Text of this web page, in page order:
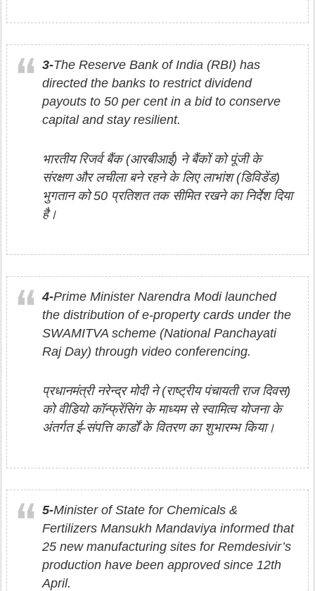
3-The Reserve Bank of India (RBI) has
directed the banks to restrict dividend
payouts to 50 per cent in a bid to conserve
capital and stay resilient.
भारतीय रिजर्व बैंक (आरबीआई) ने बैंकों को पूंजी के
संरक्षण और लचीला बने रहने के लिए लाभांश (डिविडेंड)
भुगतान को 50 प्रतिशत तक सीमित रखने का निर्देश दिया
है।
4-Prime Minister Narendra Modi launched
the distribution of e-property cards under the
SWAMITVA scheme (National Panchayati
Raj Day) through video conferencing.
प्रधानमंत्री नरेन्द्र मोदी ने (राष्ट्रीय पंचायती राज दिवस)
को वीडियो कॉन्फ्रेंसिंग के माध्यम से स्वामित्व योजना के
अंतर्गत ई-संपत्ति कार्डों के वितरण का शुभारम्भ किया।
5-Minister of State for Chemicals &
Fertilizers Mansukh Mandaviya informed that
25 new manufacturing sites for Remdesivir’s
production have been approved since 12th
April.